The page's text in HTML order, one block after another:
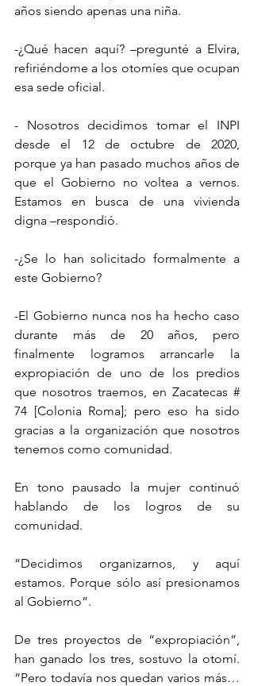
años siendo apenas una niña.
-¿Qué hacen aquí? –pregunté a Elvira,
refiriéndome a los otomíes que ocupan
esa sede oficial.
- Nosotros decidimos tomar el INPI
desde el 12 de octubre de 2020,
porque ya han pasado muchos años de
que el Gobierno no voltea a vernos.
Estamos en busca de una vivienda
digna –respondió.
-¿Se lo han solicitado formalmente a
este Gobierno?
-El Gobierno nunca nos ha hecho caso
durante más de 20 años, pero
finalmente logramos arrancarle la
expropiación de uno de los predios
que nosotros traemos, en Zacatecas #
74 [Colonia Roma]; pero eso ha sido
gracias a la organización que nosotros
tenemos como comunidad.
En tono pausado la mujer continuó
hablando de los logros de su
comunidad.
“Decidimos organizarnos, y aquí
estamos. Porque sólo así presionamos
al Gobierno”.
De tres proyectos de “expropiación”,
han ganado los tres, sostuvo la otomí.
“Pero todavía nos quedan varios más…